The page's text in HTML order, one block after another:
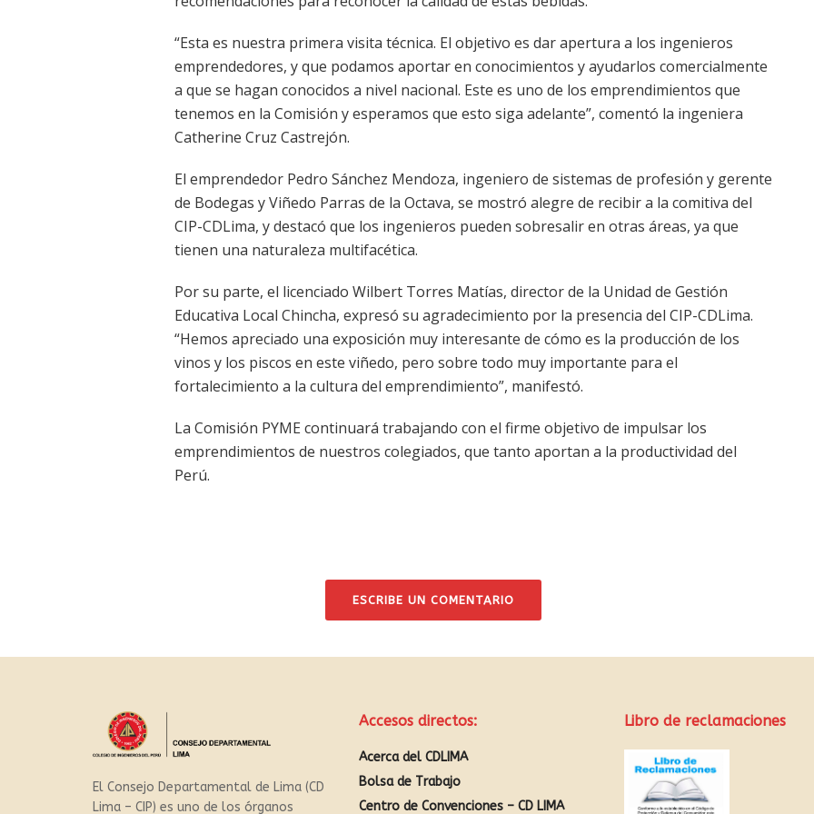
“Esta es nuestra primera visita técnica. El objetivo es dar apertura a los ingenieros
emprendedores, y que podamos aportar en conocimientos y ayudarlos comercialmente
a que se hagan conocidos a nivel nacional. Este es uno de los emprendimientos que
tenemos en la Comisión y esperamos que esto siga adelante”, comentó la ingeniera
Catherine Cruz Castrejón.
El emprendedor Pedro Sánchez Mendoza, ingeniero de sistemas de profesión y gerente
de Bodegas y Viñedo Parras de la Octava, se mostró alegre de recibir a la comitiva del
CIP-CDLima, y destacó que los ingenieros pueden sobresalir en otras áreas, ya que
tienen una naturaleza multifacética.
Por su parte, el licenciado Wilbert Torres Matías, director de la Unidad de Gestión
Educativa Local Chincha, expresó su agradecimiento por la presencia del CIP-CDLima.
“Hemos apreciado una exposición muy interesante de cómo es la producción de los
vinos y los piscos en este viñedo, pero sobre todo muy importante para el
fortalecimiento a la cultura del emprendimiento”, manifestó.
La Comisión PYME continuará trabajando con el firme objetivo de impulsar los
emprendimientos de nuestros colegiados, que tanto aportan a la productividad del
Perú.
ESCRIBE UN COMENTARIO
El Consejo Departamental de Lima (CD
Lima – CIP) es uno de los órganos
Accesos directos:
Acerca del CDLIMA
Bolsa de Trabajo
Centro de Convenciones – CD LIMA
Libro de reclamaciones